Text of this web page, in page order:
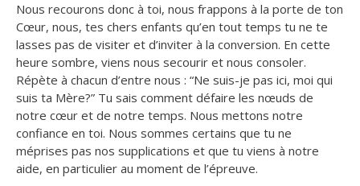
Nous recourons donc à toi, nous frappons à la porte de ton
Cœur, nous, tes chers enfants qu’en tout temps tu ne te
lasses pas de visiter et d’inviter à la conversion. En cette
heure sombre, viens nous secourir et nous consoler.
Répète à chacun d’entre nous : “Ne suis-je pas ici, moi qui
suis ta Mère?” Tu sais comment défaire les nœuds de
notre cœur et de notre temps. Nous mettons notre
confiance en toi. Nous sommes certains que tu ne
méprises pas nos supplications et que tu viens à notre
aide, en particulier au moment de l’épreuve.